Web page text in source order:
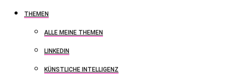
THEMEN
ALLE MEINE THEMEN
LINKEDIN
KÜNSTLICHE INTELLIGENZ